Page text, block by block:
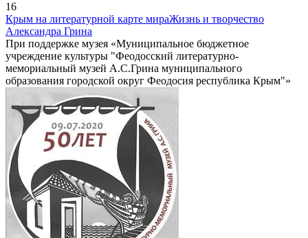
16
Крым на литературной карте мираЖизнь и творчество
Александра Грина
При поддержке музея «Муниципальное бюджетное
учреждение культуры "Феодосский литературно-
мемориальный музей А.С.Грина муниципального
образования городской округ Феодосия республика Крым"»